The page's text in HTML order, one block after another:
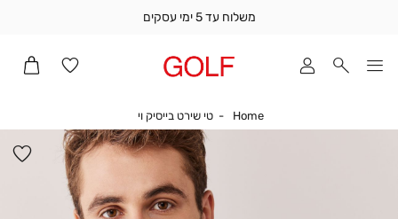
מכירה
משלוח עד 5 ימי עסקים
Home
Homeטי שירט בייסיק וי